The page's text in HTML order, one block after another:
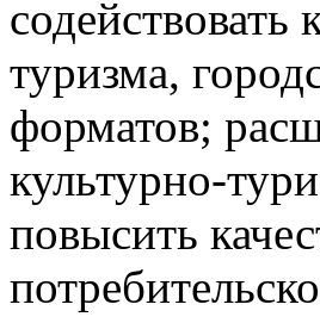
содействовать
туризма,
форматов;
культурно-
повысить